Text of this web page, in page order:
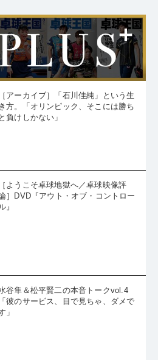
［アーカイブ］「石川佳純」という生
き方。「オリンピック、そこには勝ち
と負けしかない」
［ようこそ卓球地獄へ／卓球映像評
］DVD『アウト・オブ・コントロー
』
谷隼＆松平賢二の本音トークvol.4
「彼のサービス、目で見ちゃ、ダメで
」